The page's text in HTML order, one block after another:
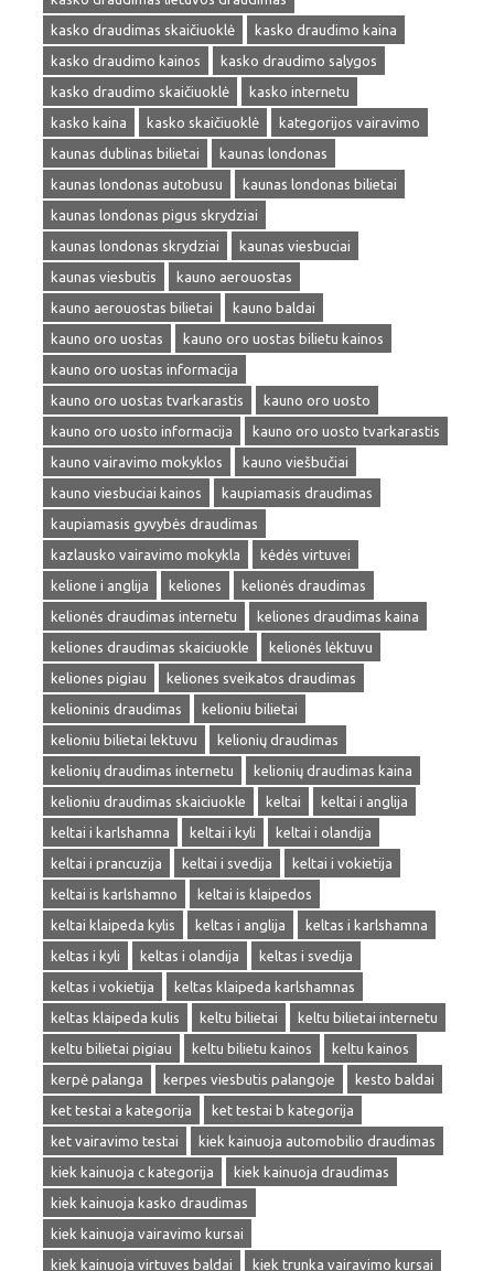
kasko draudimas skaičiuoklė
kasko draudimo kaina
kasko draudimo kainos
kasko draudimo salygos
kasko draudimo skaičiuoklė
kasko internetu
kasko kaina
kasko skaičiuoklė
kategorijos vairavimo
kaunas dublinas bilietai
kaunas londonas
kaunas londonas autobusu
kaunas londonas bilietai
kaunas londonas pigus skrydziai
kaunas londonas skrydziai
kaunas viesbuciai
kaunas viesbutis
kauno aerouostas
kauno aerouostas bilietai
kauno baldai
kauno oro uostas
kauno oro uostas bilietu kainos
kauno oro uostas informacija
kauno oro uostas tvarkarastis
kauno oro uosto
kauno oro uosto informacija
kauno oro uosto tvarkarastis
kauno vairavimo mokyklos
kauno viešbučiai
kauno viesbuciai kainos
kaupiamasis draudimas
kaupiamasis gyvybės draudimas
kazlausko vairavimo mokykla
kėdės virtuvei
kelione i anglija
keliones
kelionės draudimas
kelionės draudimas internetu
keliones draudimas kaina
keliones draudimas skaiciuokle
kelionės lėktuvu
keliones pigiau
keliones sveikatos draudimas
kelioninis draudimas
kelioniu bilietai
kelioniu bilietai lektuvu
kelionių draudimas
kelionių draudimas internetu
kelionių draudimas kaina
kelioniu draudimas skaiciuokle
keltai
keltai i anglija
keltai i karlshamna
keltai i kyli
keltai i olandija
keltai i prancuzija
keltai i svedija
keltai i vokietija
keltai is karlshamno
keltai is klaipedos
keltai klaipeda kylis
keltas i anglija
keltas i karlshamna
keltas i kyli
keltas i olandija
keltas i svedija
keltas i vokietija
keltas klaipeda karlshamnas
keltas klaipeda kulis
keltu bilietai
keltu bilietai internetu
keltu bilietai pigiau
keltu bilietu kainos
keltu kainos
kerpė palanga
kerpes viesbutis palangoje
kesto baldai
ket testai a kategorija
ket testai b kategorija
ket vairavimo testai
kiek kainuoja automobilio draudimas
kiek kainuoja c kategorija
kiek kainuoja draudimas
kiek kainuoja kasko draudimas
kiek kainuoja vairavimo kursai
kiek kainuoja virtuves baldai
kiek trunka vairavimo kursai